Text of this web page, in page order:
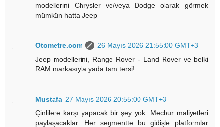
modellerini Chrysler ve/veya Dodge olarak görmek
mümkün hatta Jeep
Otometre.com
26 Mayıs 2026 21:55:00 GMT+3
Jeep modellerini, Range Rover - Land Rover ve belki
RAM markasıyla yada tam tersi!
Mustafa 27 Mayıs 2026 20:55:00 GMT+3
Çinlilere karşı yapacak bir şey yok. Mecbur maliyetleri
paylaşacaklar. Her segmentte bu gidişle platformlar